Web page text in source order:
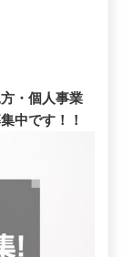
・個人事業
中です！！